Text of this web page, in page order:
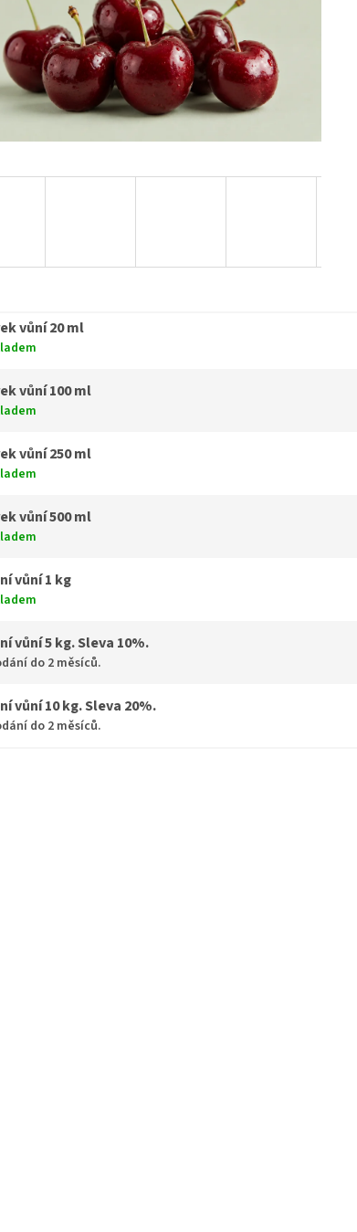
vůní 20 ml
vůní 100 ml
vůní 250 ml
vůní 500 ml
vůní 1 kg
vůní 5 kg. Sleva 10%.
do 2 měsíců.
vůní 10 kg. Sleva 20%.
do 2 měsíců.